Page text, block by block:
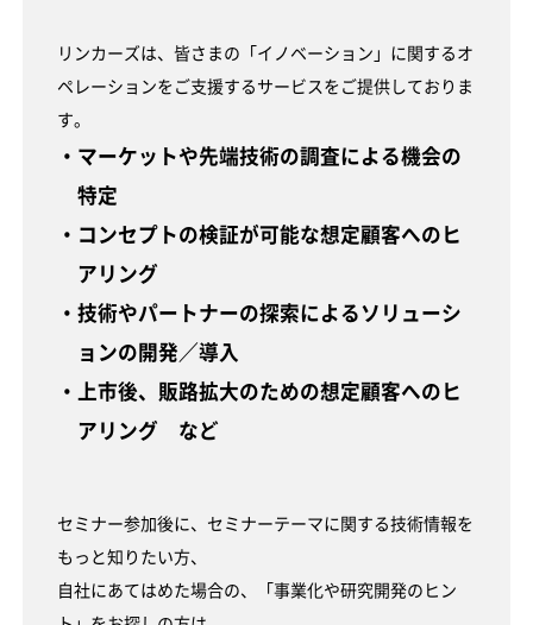
リンカーズは、皆さまの「イノベーション」に関するオ
ペレーションをご支援するサービスをご提供しておりま
す。
・マーケットや先端技術の調査による機会の
特定
・コンセプトの検証が可能な想定顧客へのヒ
アリング
・技術やパートナーの探索によるソリューシ
ョンの開発／導入
・上市後、販路拡大のための想定顧客へのヒ
アリング など
セミナー参加後に、セミナーテーマに関する技術情報を
もっと知りたい方、
自社にあてはめた場合の、「事業化や研究開発のヒン